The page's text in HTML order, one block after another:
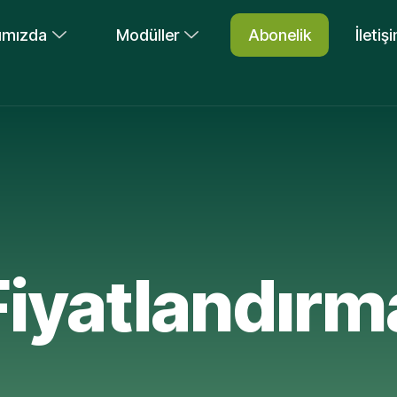
Modüller Abonelik